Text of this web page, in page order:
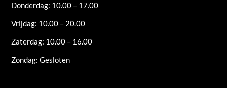
Donderdag: 10.00 – 17.00
Vrijdag: 10.00 – 20.00
Zaterdag: 10.00 – 16.00
Zondag: Gesloten